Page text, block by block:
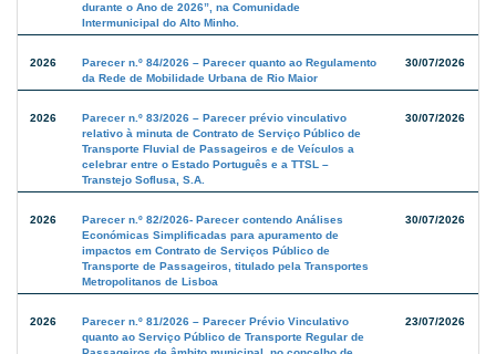
durante o Ano de 2026”, na Comunidade
Intermunicipal do Alto Minho.
2026
Parecer n.º 84/2026 – Parecer quanto ao Regulamento
da Rede de Mobilidade Urbana de Rio Maior
30/07/2026
2026
Parecer n.º 83/2026 – Parecer prévio vinculativo
relativo à minuta de Contrato de Serviço Público de
Transporte Fluvial de Passageiros e de Veículos a
celebrar entre o Estado Português e a TTSL –
Transtejo Soflusa, S.A.
30/07/2026
2026
Parecer n.º 82/2026- Parecer contendo Análises
Económicas Simplificadas para apuramento de
impactos em Contrato de Serviços Público de
Transporte de Passageiros, titulado pela Transportes
Metropolitanos de Lisboa
30/07/2026
2026
Parecer n.º 81/2026 – Parecer Prévio Vinculativo
quanto ao Serviço Público de Transporte Regular de
23/07/2026